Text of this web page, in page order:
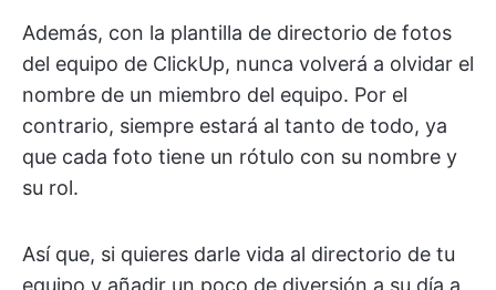
Además, con la plantilla de directorio de fotos
del equipo de ClickUp, nunca volverá a olvidar el
nombre de un miembro del equipo. Por el
contrario, siempre estará al tanto de todo, ya
que cada foto tiene un rótulo con su nombre y
su rol.
Así que, si quieres darle vida al directorio de tu
equipo y añadir un poco de diversión a su día a